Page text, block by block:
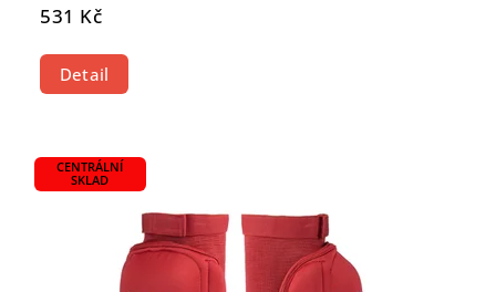
531 Kč
Detail
CENTRÁLNÍ
SKLAD